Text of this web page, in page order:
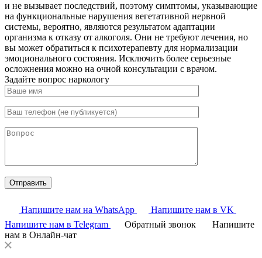
и не вызывает последствий, поэтому симптомы, указывающие
на функциональные нарушения вегетативной нервной
системы, вероятно, являются результатом адаптации
организма к отказу от алкоголя. Они не требуют лечения, но
вы может обратиться к психотерапевту для нормализации
эмоционального состояния. Исключить более серьезные
осложнения можно на очной консультации с врачом.
Задайте вопрос наркологу
Напишите нам на WhatsApp
Напишите нам в VK
Напишите нам в Telegram
Обратный звонок
Напишите
нам в Онлайн-чат